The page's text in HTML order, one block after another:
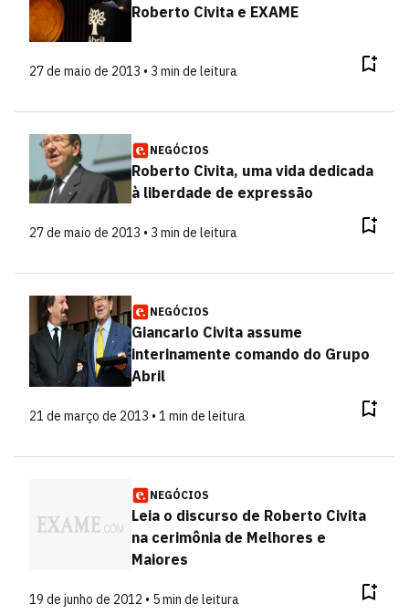
Roberto Civita e EXAME
27 de maio de 2013 • 3 min de leitura
NEGÓCIOS
Roberto Civita, uma vida dedicada
à liberdade de expressão
27 de maio de 2013 • 3 min de leitura
NEGÓCIOS
Giancarlo Civita assume
interinamente comando do Grupo
Abril
21 de março de 2013 • 1 min de leitura
NEGÓCIOS
Leia o discurso de Roberto Civita
na cerimônia de Melhores e
Maiores
19 de junho de 2012 • 5 min de leitura